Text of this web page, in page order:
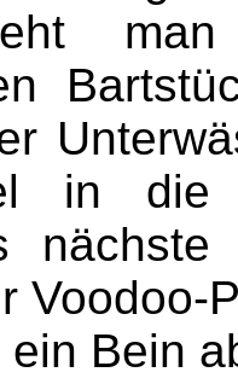
in die
Voodoo-
Bein